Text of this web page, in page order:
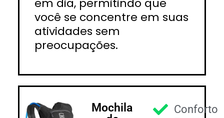
você se concentre em suas
atividades sem
preocupações.
Mochila
Conforto